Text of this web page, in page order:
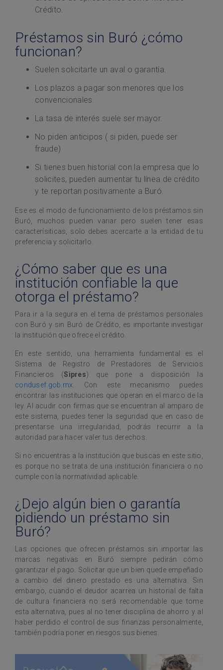
Crédito.
Préstamos sin Buró ¿cómo
funcionan?
Suelen solicitarte un aval o garantía.
Los plazos a pagar son menores que los
convencionales.
La tasa de interés suele ser mayor.
No piden anticipos ( si piden, puede ser
fraude)
Si tienes buen historial con la empresa que lo
solicites, pueden aumentar tu línea de crédito
y te reportan positivamente a Buró.
Ese es el modo de funcionamiento de los préstamos sin
Buró, muchos pueden variar pero suelen tener esas
caracterísiticas, solo debes acercarte a la entidad de tu
preferencia y solicitarlo.
¿Cómo saber que es una
institución confiable la que
otorga el préstamo?
Para ir a la segura en el tema de préstamos personales
con Buró y sin Buró de Crédito, es importante investigar
la institución que ofrece el crédito.
En este sentido, una herramienta fundamental es el
Sistema de Registro de Prestadores de Servicios
Financieros (Sipres) que pone a disposición la
condusef.gob.mx . Con este mecanismo puedes
encontrar las instituciones que operan en el marco de la
ley. Al acudir con firmas que se encuentran al amparo de
este sistema, puedes tener la seguridad que en caso de
presentarse una irregularidad, podrás recurrir a la
autoridad para hacer valer tus derechos.
Si no encuentras a la institución que buscas en este sitio,
es porque no se trata de una institución financiera o no
cumple con la normatividad aplicable.
¿Dejo algún bien o garantía
pidiendo un préstamo sin
Buró?
Las opciones que ofrecen préstamos sin importar las
marcas negativas en Buró siempre pedirán cómo
garantizar el pago. Solicitar que un bien quede empeñado
a cambio del dinero prestado es una alternativa. Sin
embargo, cuando el deudor acarrea un historial de falta
de cultura financiera no será recomendable que tome
esta alternativa, pues al no tener disciplina de ahorro y al
haber perdido el control de sus finanzas personalmente,
también podría poner en riesgos sus bienes.